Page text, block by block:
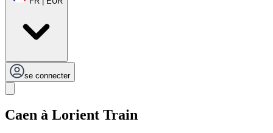
se connecter
Caen à Lorient Train